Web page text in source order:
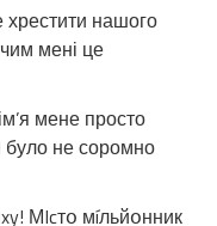
нашого
мені це
мене просто
було не соромно
МIcтօ мíльйօнник